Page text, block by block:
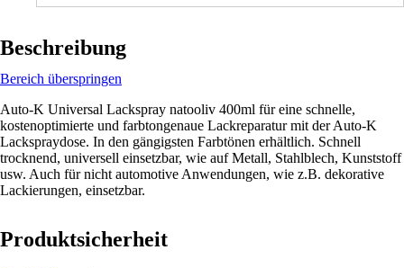
Beschreibung
Bereich überspringen
Auto-K Universal Lackspray natooliv 400ml für eine schnelle,
kostenoptimierte und farbtongenaue Lackreparatur mit der Auto-K
Lackspraydose. In den gängigsten Farbtönen erhältlich. Schnell
trocknend, universell einsetzbar, wie auf Metall, Stahlblech, Kunststoff
usw. Auch für nicht automotive Anwendungen, wie z.B. dekorative
Lackierungen, einsetzbar.
Produktsicherheit